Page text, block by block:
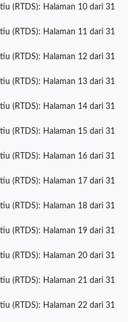
(RTDS): Halaman 10 dari 31
(RTDS): Halaman 11 dari 31
(RTDS): Halaman 12 dari 31
(RTDS): Halaman 13 dari 31
(RTDS): Halaman 14 dari 31
(RTDS): Halaman 15 dari 31
(RTDS): Halaman 16 dari 31
(RTDS): Halaman 17 dari 31
(RTDS): Halaman 18 dari 31
(RTDS): Halaman 19 dari 31
(RTDS): Halaman 20 dari 31
(RTDS): Halaman 21 dari 31
(RTDS): Halaman 22 dari 31